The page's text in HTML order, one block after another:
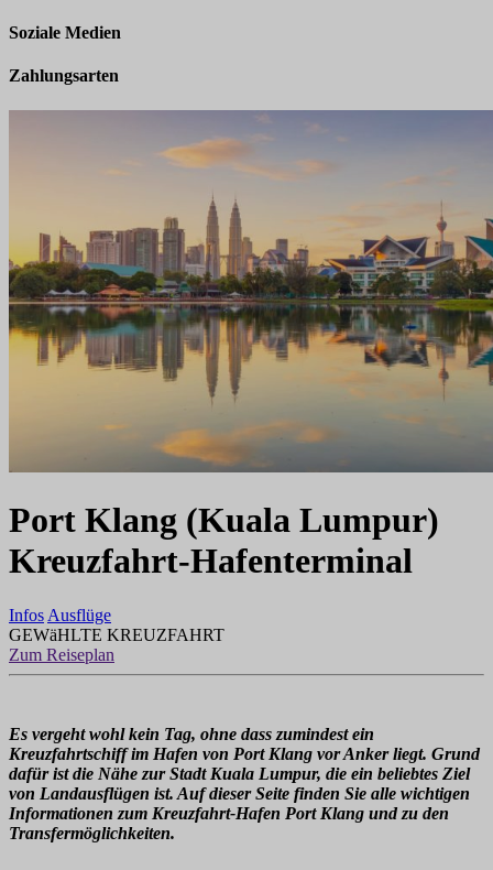
Soziale Medien
Zahlungsarten
Port Klang (Kuala Lumpur)
Kreuzfahrt-Hafenterminal
Infos Ausflüge
GEWäHLTE KREUZFAHRT
Zum Reiseplan
Es vergeht wohl kein Tag, ohne dass zumindest ein
Kreuzfahrtschiff im Hafen von Port Klang vor Anker liegt. Grund
dafür ist die Nähe zur Stadt Kuala Lumpur, die ein beliebtes Ziel
von Landausflügen ist. Auf dieser Seite finden Sie alle wichtigen
Informationen zum Kreuzfahrt-Hafen Port Klang und zu den
Transfermöglichkeiten.